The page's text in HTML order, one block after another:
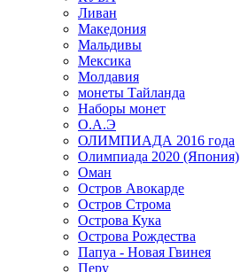
Ливан
Македония
Мальдивы
Мексика
Молдавия
монеты Тайланда
Наборы монет
О.А.Э
ОЛИМПИАДА 2016 года
Олимпиада 2020 (Япония)
Оман
Остров Авокарде
Остров Строма
Острова Кука
Острова Рождества
Папуа - Новая Гвинея
Перу